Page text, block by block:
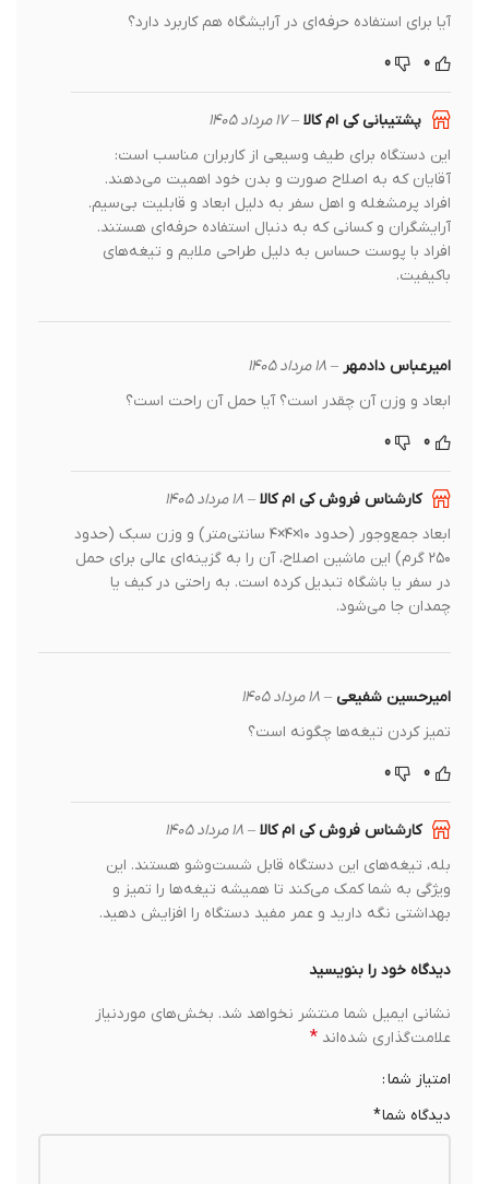
آیا برای استفاده حرفه‌ای در آرایشگاه هم کاربرد دارد؟
پشتیبانی کی ام کالا– 17 مرداد 1405
این دستگاه برای طیف وسیعی از کاربران مناسب است:
آقایان که به اصلاح صورت و بدن خود اهمیت می‌دهند.
افراد پرمشغله و اهل سفر به دلیل ابعاد و قابلیت بی‌سیم.
آرایشگران و کسانی که به دنبال استفاده حرفه‌ای هستند.
افراد با پوست حساس به دلیل طراحی ملایم و تیغه‌های
باکیفیت.
امیرعباس دادمهر– 18 مرداد 1405
ابعاد و وزن آن چقدر است؟ آیا حمل آن راحت است؟
کارشناس فروش کی ام کالا– 18 مرداد 1405
ابعاد جمع‌وجور (حدود ۱۰×۴×۴ سانتی‌متر) و وزن سبک (حدود
۲۵۰ گرم) این ماشین اصلاح، آن را به گزینه‌ای عالی برای حمل
در سفر یا باشگاه تبدیل کرده است. به راحتی در کیف یا
چمدان جا می‌شود.
امیرحسین شفیعی– 18 مرداد 1405
تمیز کردن تیغه‌ها چگونه است؟
کارشناس فروش کی ام کالا– 18 مرداد 1405
بله، تیغه‌های این دستگاه قابل شست‌وشو هستند. این
ویژگی به شما کمک می‌کند تا همیشه تیغه‌ها را تمیز و
بهداشتی نگه دارید و عمر مفید دستگاه را افزایش دهید.
دیدگاه خود را بنویسید
نشانی ایمیل شما منتشر نخواهد شد. بخش‌های موردنیاز
علامت‌گذاری شده‌اند*
امتیاز شما
دیدگاه شما*